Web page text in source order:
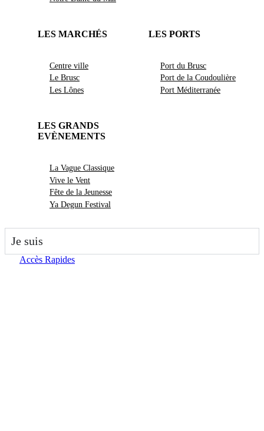
LES MARCHÉS
Centre ville
Le Brusc
Les Lônes
LES PORTS
Port du Brusc
Port de la Coudoulière
Port Méditerranée
LES GRANDS
EVÈNEMENTS
La Vague Classique
Vive le Vent
Fête de la Jeunesse
Ya Degun Festival
Je suis
Accès Rapides